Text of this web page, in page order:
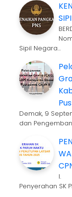
Sipil Negara…
Demak, 9
dan
I.
Penyerahan